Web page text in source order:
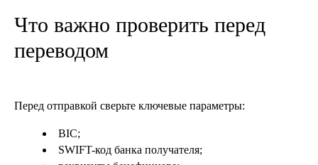
Что важно проверить перед
переводом
Перед отправкой сверьте ключевые параметры:
BIC;
SWIFT-код банка получателя;